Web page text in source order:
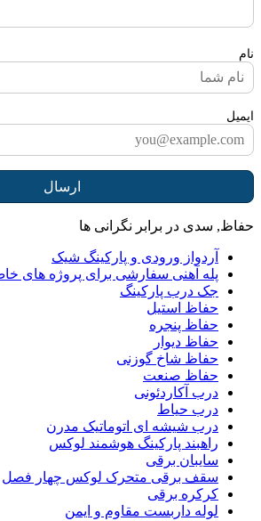
سدی در برابر نگرانی ها
آردواز ورودی و پارکینگ شیک
پله آهنی سفارشی برای پروژه های خاص
جک درب پارکینگ
حفاظ استیل
حفاظ پنجره
حفاظ دیوار
حفاظ شاخ گوزنی
حفاظ صنعت
درب آکاردئونی
درب حیاط
درب شیشه ای اتوماتیک مدرن
راهبند پارکینگ هوشمند لوکس
سایبان برقی
سقف برقی متحرک لوکس چهار فصل
کرکره برقی
لوله داربست مقاوم و ایمن